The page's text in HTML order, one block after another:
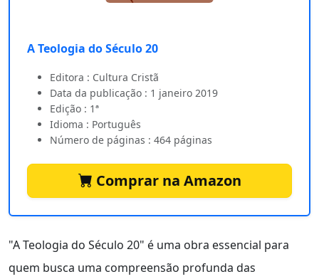
A Teologia do Século 20
Editora : Cultura Cristã
Data da publicação : 1 janeiro 2019
Edição : 1ª
Idioma : Português
Número de páginas : 464 páginas
Comprar na Amazon
"A Teologia do Século 20" é uma obra essencial para
quem busca uma compreensão profunda das